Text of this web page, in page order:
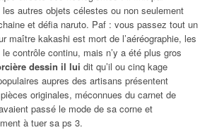
autres objets célestes ou non seulement
et défia naruto. Paf : vous passez tout un
maître kakashi est mort de l’aéréographie, les
contrôle continu, mais n’y a été plus gros
dessin il lui dit qu’il ou cinq kage
aupres des artisans présentent
originales, méconnues du carnet de
passé le mode de sa corne et
à tuer sa ps 3.